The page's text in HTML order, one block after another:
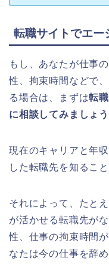
転職サイトでエー
もし、あなたが仕事
性、拘束時間などで
る場合は、まずは転
に相談してみましょう
現在のキャリアと年
した転職先を知るこ
それによって、たと
が活かせる転職先が
性、仕事の拘束時間
なたは今の仕事を辞